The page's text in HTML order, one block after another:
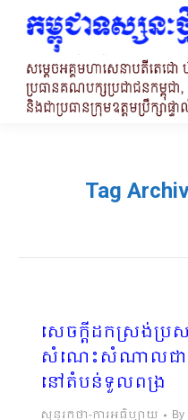
Tag
សេចក្តីដកស្រង់ប្រ
សំណេះសំណាលជា
នៅតំបន់ទួលពង្រ
សុន្ទរកថា-ការអធិប្បាយ By